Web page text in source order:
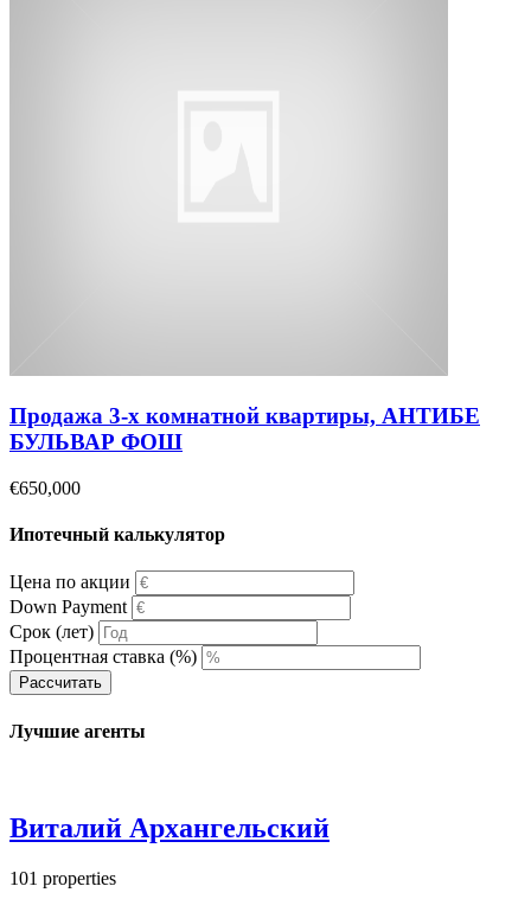
Продажа 3-х комнатной квартиры, АНТИБЕ
БУЛЬВАР ФОШ
€650,000
Ипотечный калькулятор
Цена по акции
Down Payment
Срок (лет)
Процентная ставка (%)
Рассчитать
Лучшие агенты
Виталий Архангельский
101 properties